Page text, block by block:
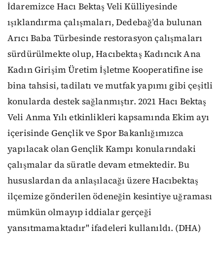
İdaremizce Hacı Bektaş Veli Külliyesinde
ışıklandırma çalışmaları, Dedebağ’da bulunan
Arıcı Baba Türbesinde restorasyon çalışmaları
sürdürülmekte olup, Hacıbektaş Kadıncık Ana
Kadın Girişim Üretim İşletme Kooperatifine ise
bina tahsisi, tadilatı ve mutfak yapımı gibi çeşitli
konularda destek sağlanmıştır. 2021 Hacı Bektaş
Veli Anma Yılı etkinlikleri kapsamında Ekim ayı
içerisinde Gençlik ve Spor Bakanlığımızca
yapılacak olan Gençlik Kampı konularındaki
çalışmalar da süratle devam etmektedir. Bu
hususlardan da anlaşılacağı üzere Hacıbektaş
ilçemize gönderilen ödeneğin kesintiye uğraması
mümkün olmayıp iddialar gerçeği
yansıtmamaktadır" ifadeleri kullanıldı. (DHA)